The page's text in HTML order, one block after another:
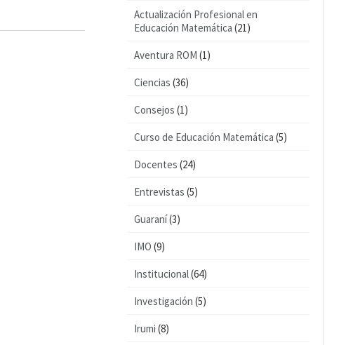
Actualización Profesional en
Educación Matemática (21)
Aventura ROM (1)
Ciencias (36)
Consejos (1)
Curso de Educación Matemática (5)
Docentes (24)
Entrevistas (5)
Guaraní(3)
IMO (9)
Institucional(64)
Investigación (5)
Irumi (8)